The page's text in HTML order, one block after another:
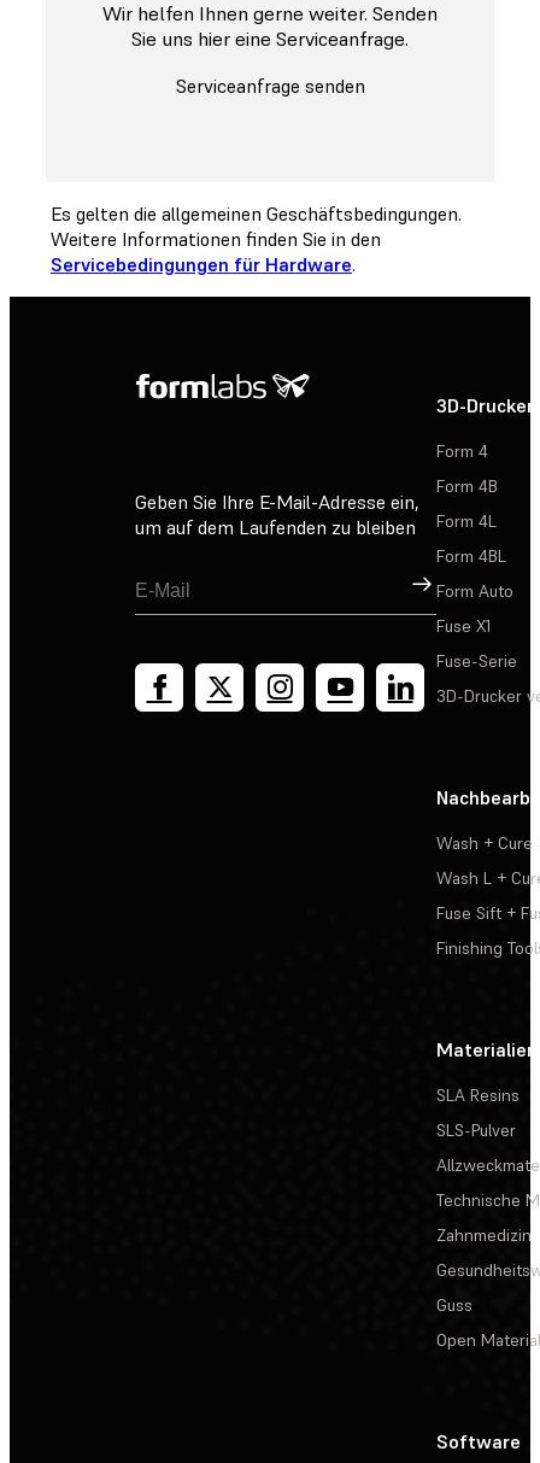
Wir helfen Ihnen gerne weiter. Senden
Sie uns hier eine Serviceanfrage.
Serviceanfrage senden
Es gelten die allgemeinen Geschäftsbedingungen.
Weitere Informationen finden Sie in den
Servicebedingungen für Hardware.
Geben Sie Ihre E-Mail-Adresse ein,
um auf dem Laufenden zu bleiben
Registrieren
3D-Drucker
Form 4
Form 4B
Form 4L
Form 4BL
Form Auto
Fuse X1
Fuse-Serie
3D-Drucker
Wash + Cure
Wash L +
Fuse Sift +
Finishing
Materialien
SLA Resins
SLS-Pulver
Technische
Zahnmedizin
Guss
Open
Software